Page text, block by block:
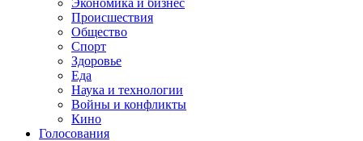
Экономика и бизнес
Происшествия
Общество
Спорт
Здоровье
Еда
Наука и технологии
Войны и конфликты
Кино
Голосования